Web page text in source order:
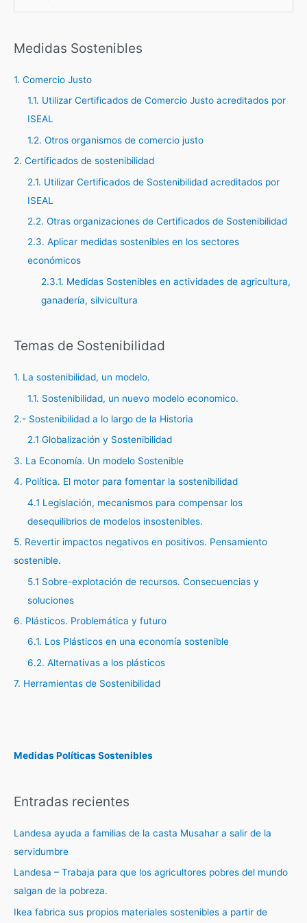
c
r
:
Medidas Sostenibles
1. Comercio Justo
1.1. Utilizar Certificados de Comercio Justo acreditados por
ISEAL
1.2. Otros organismos de comercio justo
2. Certificados de sostenibilidad
2.1. Utilizar Certificados de Sostenibilidad acreditados por
ISEAL
2.2. Otras organizaciones de Certificados de Sostenibilidad
2.3. Aplicar medidas sostenibles en los sectores
económicos
2.3.1. Medidas Sostenibles en actividades de agricultura,
ganadería, silvicultura
Temas de Sostenibilidad
1. La sostenibilidad, un modelo.
1.1. Sostenibilidad, un nuevo modelo economico.
2.- Sostenibilidad a lo largo de la Historia
2.1 Globalización y Sostenibilidad
3. La Economía. Un modelo Sostenible
4. Política. El motor para fomentar la sostenibilidad
4.1 Legislación, mecanismos para compensar los
desequilibrios de modelos insostenibles.
5. Revertir impactos negativos en positivos. Pensamiento
sostenible.
5.1 Sobre-explotación de recursos. Consecuencias y
soluciones
6. Plásticos. Problemática y futuro
6.1. Los Plásticos en una economía sostenible
6.2. Alternativas a los plásticos
7. Herramientas de Sostenibilidad
Medidas Políticas Sostenibles
Entradas recientes
Landesa ayuda a familias de la casta Musahar a salir de la
servidumbre
Landesa – Trabaja para que los agricultores pobres del mundo
salgan de la pobreza.
Ikea fabrica sus propios materiales sostenibles a partir de